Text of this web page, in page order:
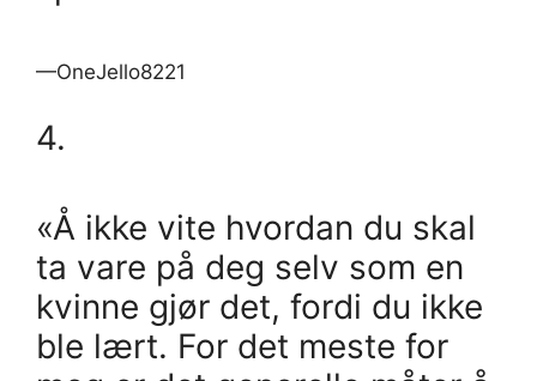
—OneJello8221
4.
«Å ikke vite hvordan du skal
ta vare på deg selv som en
kvinne gjør det, fordi du ikke
ble lært. For det meste for